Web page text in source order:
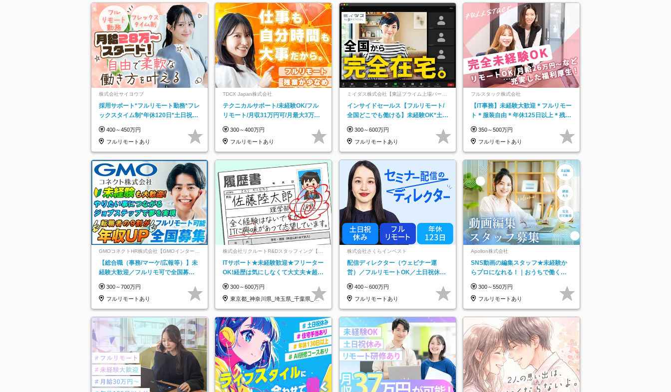
株式会社サイヨウブ
採用サポート*フルリモート勤務*フレ
ックスタイム制*年休120日*土日祝休
400～450万円
フルリモートあり
TDCX Japan株式会社
テクニカルサポート/未経験OK/フル
リモート/月収31万円可/月最大3万の
300～400万円
フルリモートあり
ミイダス株式会社【東証プライム上場パーソ
インサイドセールス【フルリモート/
全国どこでも働ける】未経験OK*土日
300～600万円
フルリモートあり
フルスタック株式会社
【IT事務】未経験大歓迎＊フルリモー
ト＊服装自由＊年休125日以上＊残業
350～500万円
フルリモートあり
GMOコネクトHR株式会社【GMOインターネ
ットグループ】
【総合職（事務/マーケ/広報等）】未
経験大歓迎／フルリモ可で全国募
★
300～700万円
フルリモートあり
株式会社リクルートR&Dスタッフィング【リ
クルートグループ】
ITサポート★未経験歓迎★フリーター
OK!経歴は気にしなくて大丈夫★超大
300～600万円
東京都_神奈川県_埼玉県_千葉県_大
阪府…
株式会社さくらインベスト
配信ディレクター（ウェビナー運
営）／フルリモートOK／土日祝休み
400～600万円
フルリモートあり
Apollon株式会社
SNS動画の編集スタッフ★未経験か
らプロになれる！｜おうちで働くフ
300～550万円
フルリモートあり